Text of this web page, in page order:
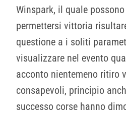
Winspark, il quale
permettersi vittoria
questione a i soliti
visualizzare nel evento
acconto nientemeno ritiro
consapevoli, principio
successo corse hanno